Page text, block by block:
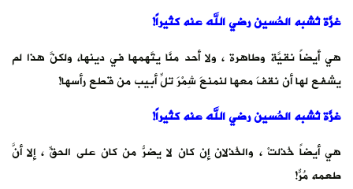
‏غزَّة تُشبه الحُسين رضي الله عنه كثيراً!
‏هي أيضاً نقيَّة وطاهرة ، ولا أحد منَّا يتَّهمها في دينها، ولكنَّ هذا لم
يشفع لها أن نقفَ معها لنمنعَ شِمْرَ تلِّ أبيب من قطع رأسها!
‏غزَّة تُشبه الحُسين رضي الله عنه كثيراً!
‏هي أيضاً خُذلتْ ، والخُذلان إن كان لا يضرُّ من كان على الحقِّ ، إلا أنَّ
طعمه مُرٌّ!